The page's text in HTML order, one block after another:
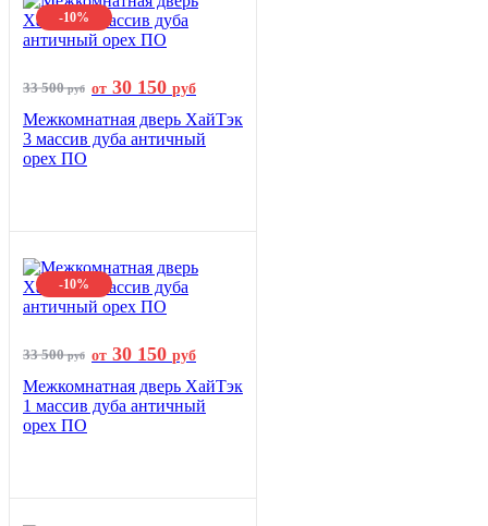
-10%
33 500руб от 30 150 руб
Межкомнатная дверь ХайТэк
3 массив дуба античный
орех ПО
-10%
33 500руб от 30 150 руб
Межкомнатная дверь ХайТэк
1 массив дуба античный
орех ПО